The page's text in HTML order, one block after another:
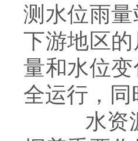
测水位雨
下游地区
量和水位
全运行，
水资源